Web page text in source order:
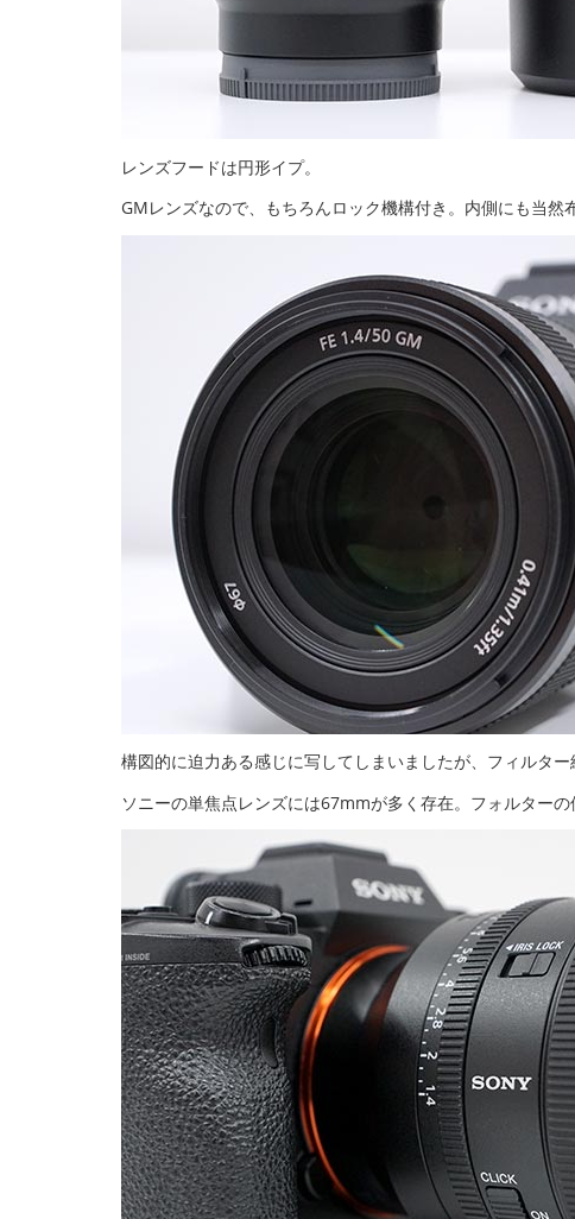
レンズフードは円形イプ。
GMレンズなので、もちろんロック機構付き。内側にも当然
構図的に迫力ある感じに写してしまいましたが、フィルター
ソニーの単焦点レンズには67mmが多く存在。フォルターの